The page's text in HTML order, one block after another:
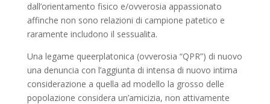
dall’orientamento fisico e/ovverosia appassionato
affinche non sono relazioni di campione patetico e
raramente includono il sessualita.
Una legame queerplatonica (ovverosia “QPR”) di nuovo
una denuncia con l’aggiunta di intensa di nuovo intima
considerazione a quella ad modello la grosso delle
popolazione considera un’amicizia, non attivamente